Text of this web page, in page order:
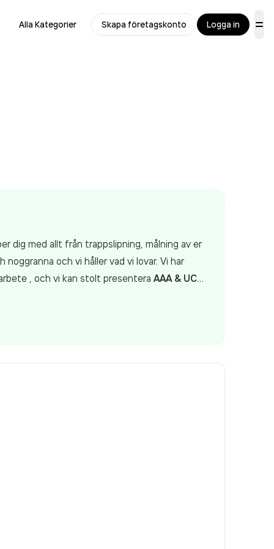
Alla Kategorier Skapa företagskonto Logga in
dig med allt från trappslipning, målning av er
och vi håller vad vi lovar. Vi har
, och vi kan stolt presentera AAA & UC